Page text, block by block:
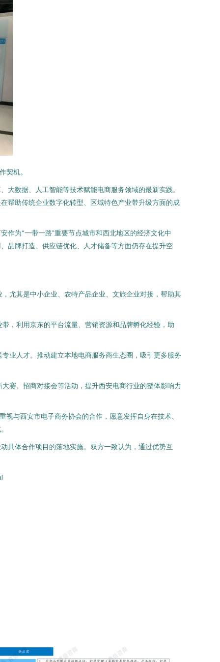
契机。
数据、人工智能等技术赋能电商服务领域的最新实践。
帮助传统企业数字化转型、区域特色产业带升级方面的成
作为“一带一路”重要节点城市和西北地区的经济文化中
品牌打造、供应链优化、人才储备等方面仍存在提升空
尤其是中小企业、农特产品企业、文旅企业对接，帮助其
，利用京东的平台流量、营销资源和品牌孵化经验，助
业人才。推动建立本地电商服务商生态圈，吸引更多服务
赛、招商对接会等活动，提升西安电商行业的整体影响力
与西安市电子商务协会的合作，愿意发挥自身在技术、
具体合作项目的落地实施。双方一致认为，通过优势互